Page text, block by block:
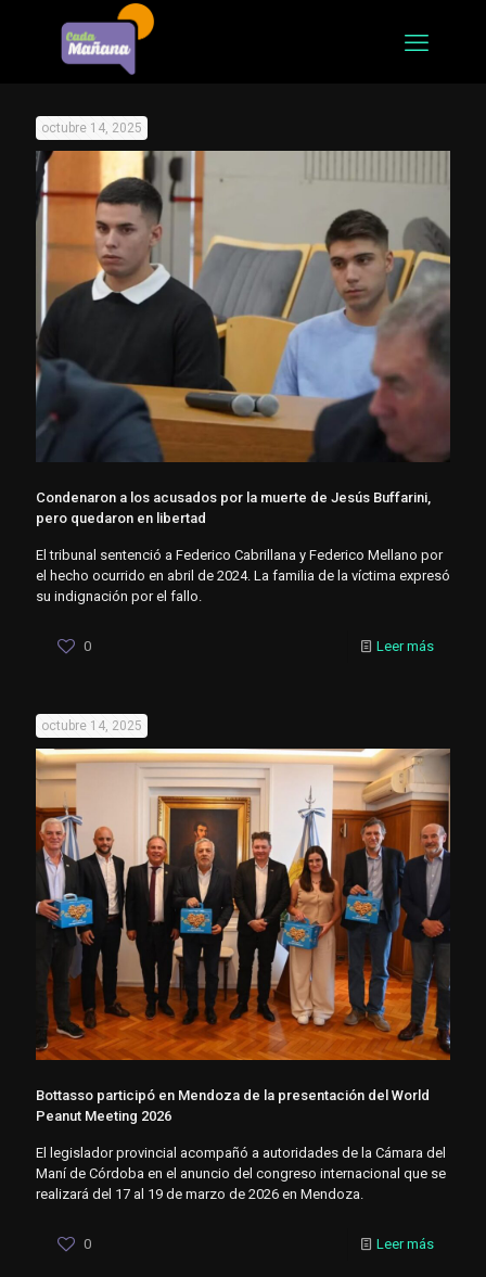
octubre 14, 2025
Condenaron a los acusados por la muerte de Jesús Buffarini,
pero quedaron en libertad
El tribunal sentenció a Federico Cabrillana y Federico Mellano por
el hecho ocurrido en abril de 2024. La familia de la víctima expresó
su indignación por el fallo.
0 Leer más
octubre 14, 2025
Bottasso participó en Mendoza de la presentación del World
Peanut Meeting 2026
El legislador provincial acompañó a autoridades de la Cámara del
Maní de Córdoba en el anuncio del congreso internacional que se
realizará del 17 al 19 de marzo de 2026 en Mendoza.
0 Leer más